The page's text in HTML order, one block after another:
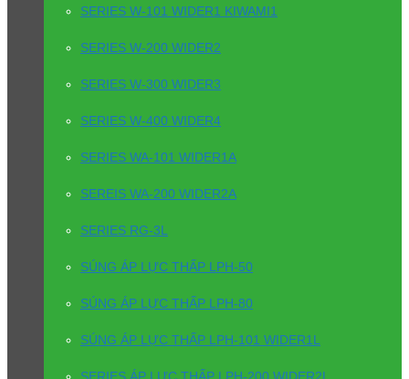
SERIES W-101 WIDER1 KIWAMI1
SERIES W-200 WIDER2
SERIES W-300 WIDER3
SERIES W-400 WIDER4
SERIES WA-101 WIDER1A
SEREIS WA-200 WIDER2A
SERIES RG-3L
SÚNG ÁP LỰC THẤP LPH-50
SÚNG ÁP LỰC THẤP LPH-80
SÚNG ÁP LỰC THẤP LPH-101 WIDER1L